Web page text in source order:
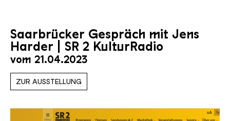
Saarbrücker Gespräch mit Jens
Harder | SR 2 KulturRadio
vom 21.04.2023
ZUR AUSSTELLUNG